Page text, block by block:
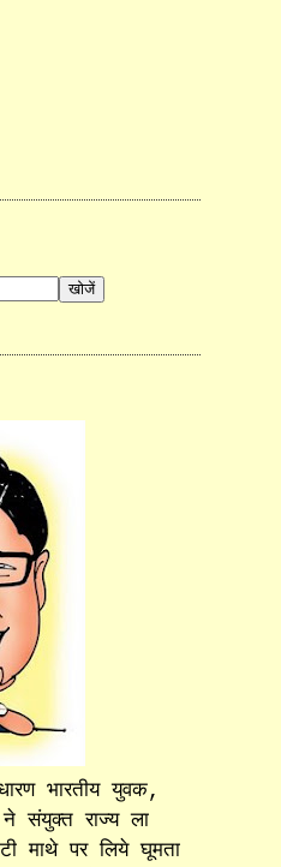
भारतीय युवक,
संयुक्त राज्य ला
माथे पर लिये घूमता